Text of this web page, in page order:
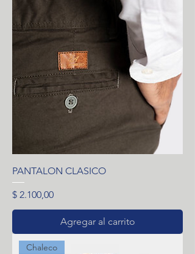
PANTALON CLASICO
Precio
$ 2.100,00
Agregar al carrito
Chaleco